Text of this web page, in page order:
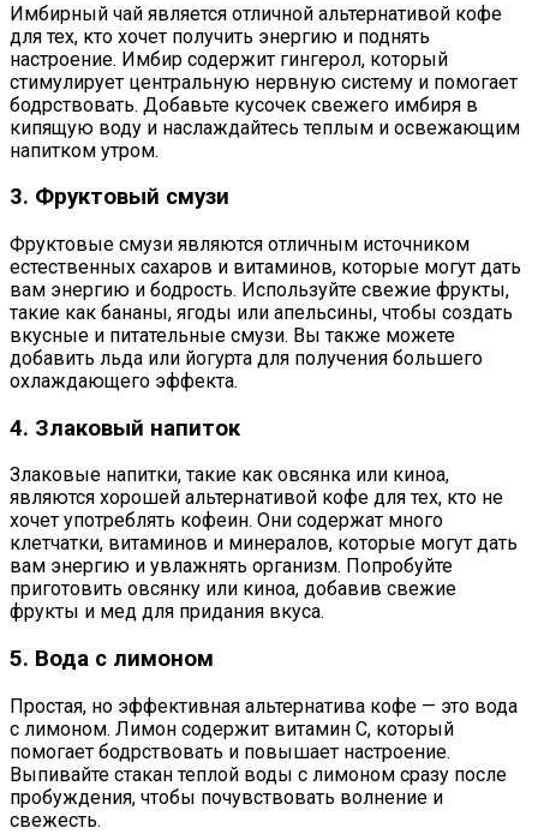
Имбирный чай является отличной альтернативой кофе
для тех, кто хочет получить энергию и поднять
настроение. Имбир содержит гингерол, который
стимулирует центральную нервную систему и помогает
бодрствовать. Добавьте кусочек свежего имбиря в
кипящую воду и наслаждайтесь теплым и освежающим
напитком утром.
3. Фруктовый смузи
Фруктовые смузи являются отличным источником
естественных сахаров и витаминов, которые могут дать
вам энергию и бодрость. Используйте свежие фрукты,
такие как бананы, ягоды или апельсины, чтобы создать
вкусные и питательные смузи. Вы также можете
добавить льда или йогурта для получения большего
охлаждающего эффекта.
4. Злаковый напиток
Злаковые напитки, такие как овсянка или киноа,
являются хорошей альтернативой кофе для тех, кто не
хочет употреблять кофеин. Они содержат много
клетчатки, витаминов и минералов, которые могут дать
вам энергию и увлажнять организм. Попробуйте
приготовить овсянку или киноа, добавив свежие
фрукты и мед для придания вкуса.
5. Вода с лимоном
Простая, но эффективная альтернатива кофе — это вода
с лимоном. Лимон содержит витамин С, который
помогает бодрствовать и повышает настроение.
Выпивайте стакан теплой воды с лимоном сразу после
пробуждения, чтобы почувствовать волнение и
свежесть.